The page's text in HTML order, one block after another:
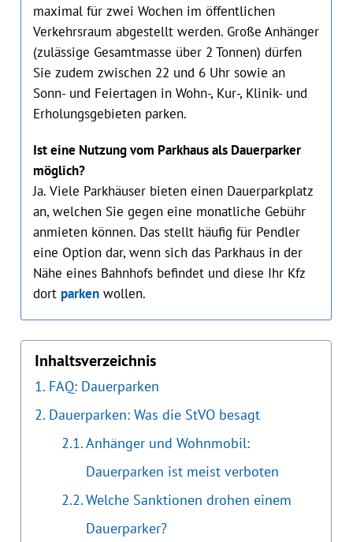
maximal für zwei Wochen im öffentlichen
Verkehrsraum abgestellt werden. Große Anhänger
(zulässige Gesamtmasse über 2 Tonnen) dürfen
Sie zudem zwischen 22 und 6 Uhr sowie an
Sonn- und Feiertagen in Wohn-, Kur-, Klinik- und
Erholungsgebieten parken.
Ist eine Nutzung vom Parkhaus als Dauerparker
möglich?
Ja. Viele Parkhäuser bieten einen Dauerparkplatz
an, welchen Sie gegen eine monatliche Gebühr
anmieten können. Das stellt häufig für Pendler
eine Option dar, wenn sich das Parkhaus in der
Nähe eines Bahnhofs befindet und diese Ihr Kfz
dort parkenwollen.
Inhaltsverzeichnis
FAQ: Dauerparken
Dauerparken: Was die StVO besagt
Anhänger und Wohnmobil:
Dauerparken ist meist verboten
Welche Sanktionen drohen einem
Dauerparker?